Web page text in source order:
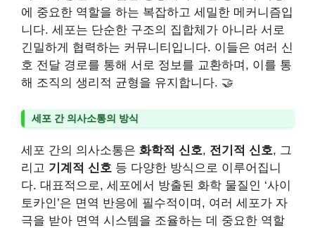
에 중요한 역할을 하는 복잡하고 세밀한 메커니즘입
니다. 세포는 단순한 구조의 집합체가 아니라 서로
긴밀하게 협력하는 커뮤니티입니다. 이들은 여러 신
호 전달 경로를 통해 서로 정보를 교환하며, 이를 통
해 조직의 생리적 균형을 유지합니다. 🤝
세포 간 의사소통의 방식
세포 간의 의사소통은 화학적 신호, 전기적 신호, 그
리고 기계적 신호 등 다양한 방식으로 이루어집니
다. 대표적으로, 세포에서 방출된 화학 물질인 ‘사이
토카인’은 면역 반응에 필수적이며, 여러 세포가 자
극을 받아 면역 시스템을 조율하는 데 중요한 역할